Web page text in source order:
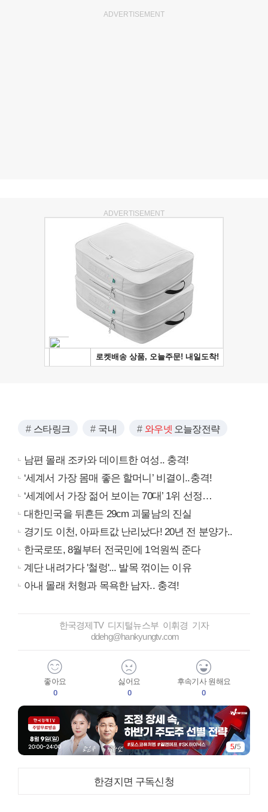
ADVERTISEMENT
ADVERTISEMENT
스타링크 국내 와우넷 오늘장전략
남편 몰래 조카와 데이트한 여성.. 충격!
‘세계서 가장 몸매 좋은 할머니’ 비결이..충격!
‘세계에서 가장 젊어 보이는 70대’ 1위 선정…
대한민국을 뒤흔든 29cm 괴물남의 진실
경기도 이천, 아파트값 난리났다! 20년 전 분양가..
한국로또, 8월부터 전국민에 1억원씩 준다
계단 내려가다 '철렁'... 발목 꺾이는 이유
아내 몰래 처형과 목욕한 남자.. 충격!
한국경제TV 디지털뉴스부 이휘경 기자
ddehg@hankyungtv.com
좋아요
0
싫어요
0
후속기사 원해요
0
5/5
한경지면 구독신청